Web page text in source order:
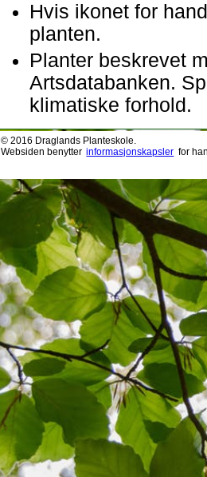
Hvis ikonet for
planten.
Planter beskrevet
Artsdatabanken.
klimatiske forhold.
© 2016 Draglands Planteskole.
Websiden benytter informasjonskapsler for